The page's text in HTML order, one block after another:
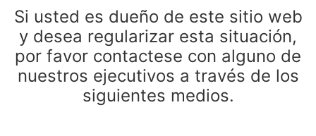
Si usted es dueño de este sitio web
y desea regularizar esta situación,
por favor contactese con alguno de
nuestros ejecutivos a través de los
siguientes medios.